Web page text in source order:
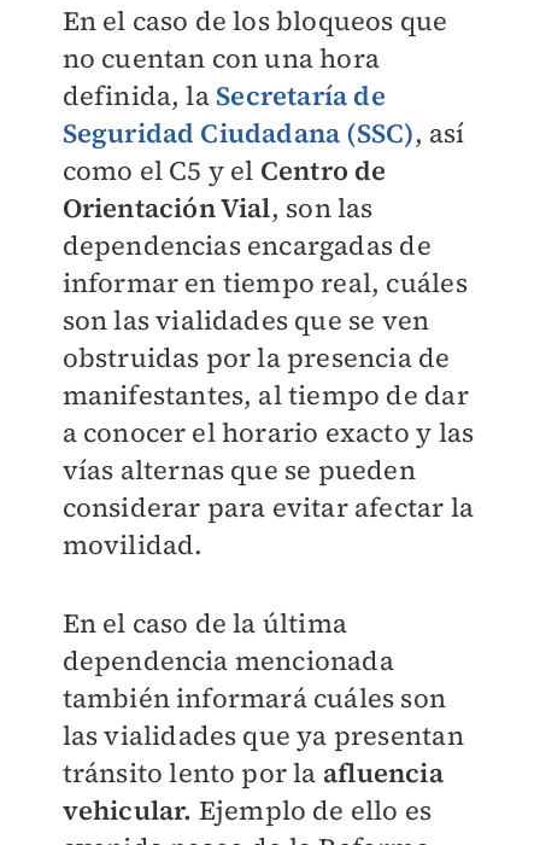
En el caso de los bloqueos que
no cuentan con una hora
definida, la Secretaría de
Seguridad Ciudadana (SSC), así
como el C5 y el Centro de
Orientación Vial, son las
dependencias encargadas de
informar en tiempo real, cuáles
son las vialidades que se ven
obstruidas por la presencia de
manifestantes, al tiempo de dar
a conocer el horario exacto y las
vías alternas que se pueden
considerar para evitar afectar la
movilidad.
En el caso de la última
dependencia mencionada
también informará cuáles son
las vialidades que ya presentan
tránsito lento por la afluencia
vehicular. Ejemplo de ello es